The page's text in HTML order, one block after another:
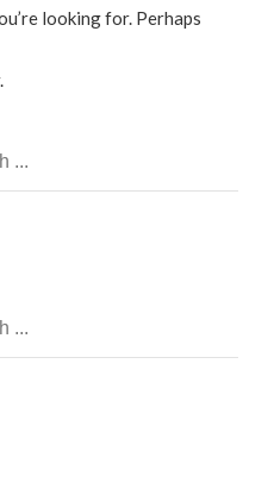
looking for. Perhaps